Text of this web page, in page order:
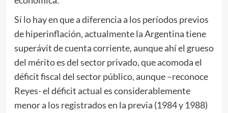
Sí lo hay en que a diferencia a los períodos previos
de hiperinflación, actualmente la Argentina tiene
superávit de cuenta corriente, aunque ahí el grueso
del mérito es del sector privado, que acomoda el
déficit fiscal del sector público, aunque –reconoce
Reyes- el déficit actual es considerablemente
menor a los registrados en la previa (1984 y 1988)